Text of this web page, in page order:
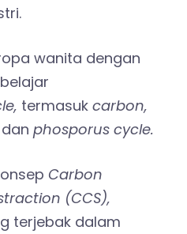
wanita dengan
termasuk carbon,
dan phosporus cycle.
Carbon
(CCS),
terjebak dalam